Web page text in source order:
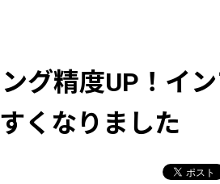
グ精度UP！イ
くなりました